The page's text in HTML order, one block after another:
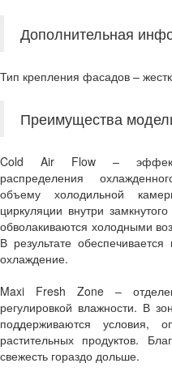
Дополнительная
Тип крепления фасадов –
Преимущества
Cold Air Flow –
распределения
объему холодильной
циркуляции внутри
обволакиваются холодными
В результате
охлаждение.
Maxi Fresh Zone –
регулировкой влажности. В
поддерживаются условия,
растительных продуктов.
свежесть гораздо дольше.